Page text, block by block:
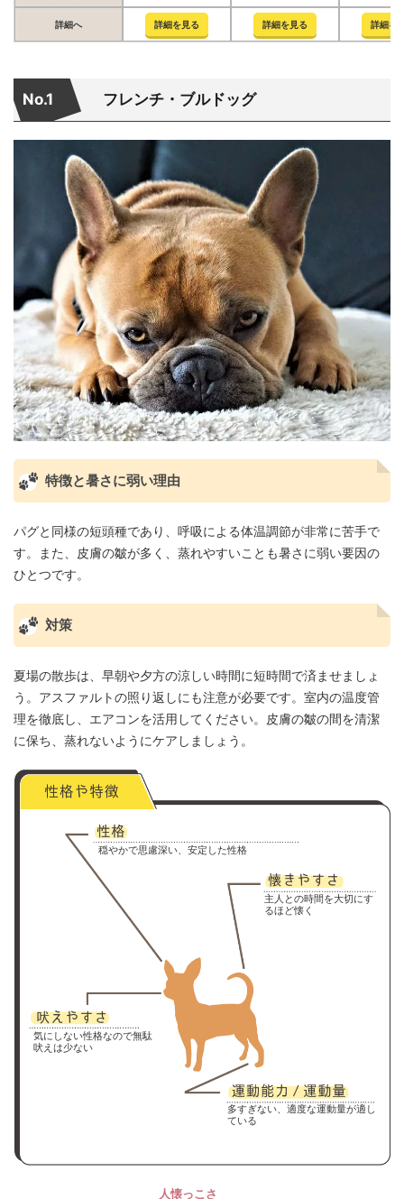
詳細へ 詳細を見る 詳細を見る 詳細を
No.1 フレンチ・ブルドッグ
特徴と暑さに弱い理由
パグと同様の短頭種であり、呼吸による体温調節が非常に苦手で
す。また、皮膚の皺が多く、蒸れやすいことも暑さに弱い要因の
ひとつです。
対策
夏場の散歩は、早朝や夕方の涼しい時間に短時間で済ませましょ
う。アスファルトの照り返しにも注意が必要です。室内の温度管
理を徹底し、エアコンを活用してください。皮膚の皺の間を清潔
に保ち、蒸れないようにケアしましょう。
穏やかで思慮深い、安定した性格
主人との時間を大切にす
るほど懐く
気にしない性格なので無駄
吠えは少ない
多すぎない、適度な運動量が適し
ている